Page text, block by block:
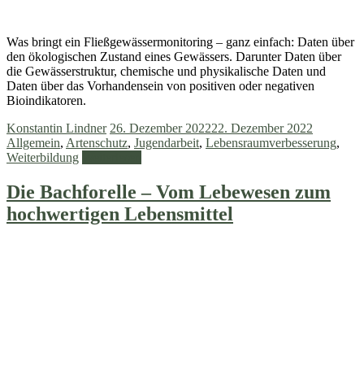
Was bringt ein Fließgewässermonitoring – ganz einfach: Daten über
den ökologischen Zustand eines Gewässers. Darunter Daten über
die Gewässerstruktur, chemische und physikalische Daten und
Daten über das Vorhandensein von positiven oder negativen
Bioindikatoren.
Konstantin Lindner 26. Dezember 202222. Dezember 2022
Allgemein, Artenschutz, Jugendarbeit, Lebensraumverbesserung,
Weiterbildung
Die Bachforelle – Vom Lebewesen zum
hochwertigen Lebensmittel